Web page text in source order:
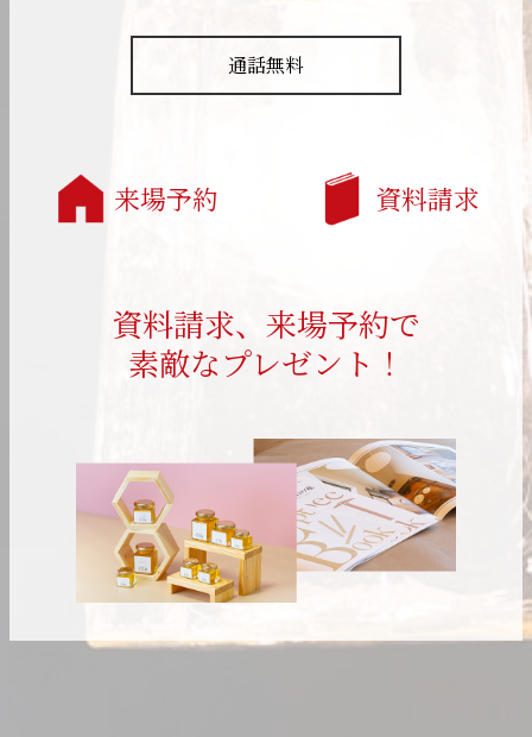
通話無料
来場予約 資料請求
資料請求、来場予約で
素敵なプレゼント！